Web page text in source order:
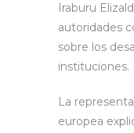
Iraburu
autoridades
sobre los
instituciones.
La
europea